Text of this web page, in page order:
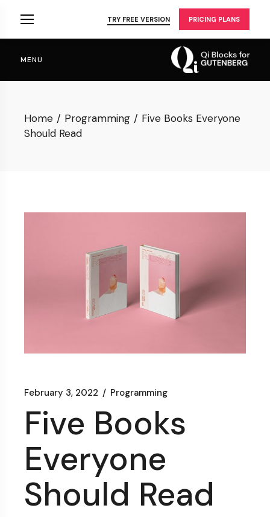
TRY FREE VERSION PRICING PLANS
MENU
Home Programming
Five Books Everyone
Should Read
February 3, 2022 Programming
Five Books
Everyone
Should Read